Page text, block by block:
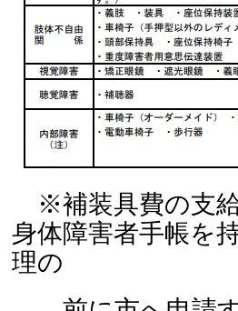
※補装具費の支
身体障害者手帳を
理の